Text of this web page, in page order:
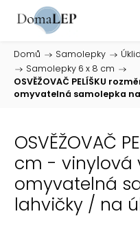
Domů / Samolepky /
/
Samolepky 6 x 8 cm /
OSVĚŽOVAČ PELÍŠKU
omyvatelná samolepka
OSVĚŽOVAČ
cm - vinylová
omyvatelná
lahvičky / na